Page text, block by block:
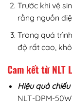
Trước khi vệ
rằng nguồn
Trong quá
độ rất cao,
Cam kết từ NLT
Hiệu quả
NLT-DPM-